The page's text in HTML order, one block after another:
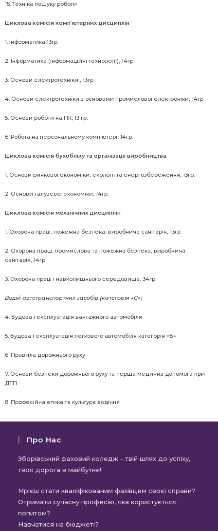
15. Техніка пошуку роботи
Циклова комісія комп’ютерних дисциплін
1. Інформатика,13гр.
2. Інформатика (інформаційні технології), 14гр.
3. Основи електротехніки , 13гр.
4. Основи електротехніки з основами промислової електроніки, 14гр.
5. Основи роботи на ПК, 13 гр.
6. Робота на персональному комп’ютері, 14гр.
Циклова комісія бухобліку та організації виробництва
1. Основи ринкової економіки, екології та енергозбереження, 13гр.
2. Основи галузевої економіки, 14гр.
Циклова комісія механічних дисциплін
1. Охорона праці, пожежна безпека, виробнича санітарія, 13гр.
2. Охорона праці, промислова та пожежна безпека, виробнича
санітарія, 14гр.
3. Охорона праці і навколишнього середовища, 34гр.
Водій автотранспортних засобів (категорія «С»)
4. Будова і експлуатація вантажного автомобіля
5. Будова і експлуатація легкового автомобіля категорія «Б»
6. Правила дорожнього руху
7. Основи безпеки дорожнього руху та перша медична допомога при
ДТП
8. Професійна етика та культура водіння
Про Нас
Зборівський фаховий коледж - твій шлях до успіху,
твоя дорога в майбутнє!
Мрієш стати кваліфікованим фахівцем своєї справи?
Отримати сучасну професію, яка користується
попитом?
Навчатися на бюджеті?